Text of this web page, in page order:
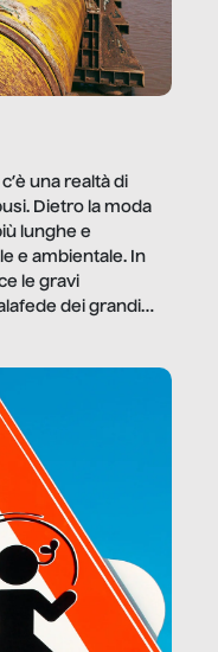
una realtà di
Dietro la moda
lunghe e
e ambientale. In
le gravi
dei grandi